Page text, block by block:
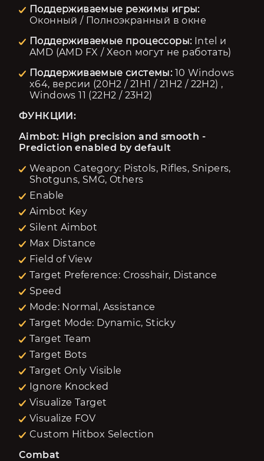
Поддерживаемые режимы игры:
Оконный / Полноэкранный в окне
Поддерживаемые процессоры: Intel и
AMD (AMD FX / Xeon могут не работать)
Поддерживаемые системы: 10 Windows
x64, версии (20H2 / 21H1 / 21H2 / 22H2) ,
Windows 11 (22H2 / 23H2)
ФУНКЦИИ:
Aimbot: High precision and smooth -
Prediction enabled by default
Weapon Category: Pistols, Rifles, Snipers,
Shotguns, SMG, Others
Enable
Aimbot Key
Silent Aimbot
Max Distance
Field of View
Target Preference: Crosshair, Distance
Speed
Mode: Normal, Assistance
Target Mode: Dynamic, Sticky
Target Team
Target Bots
Target Only Visible
Ignore Knocked
Visualize Target
Visualize FOV
Custom Hitbox Selection
Combat